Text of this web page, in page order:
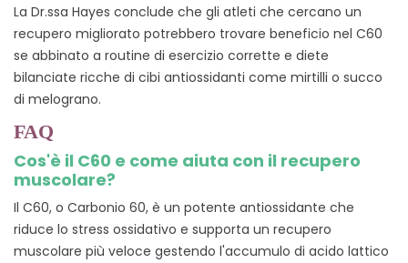
La Dr.ssa Hayes conclude che gli atleti che cercano un
recupero migliorato potrebbero trovare beneficio nel C60
se abbinato a routine di esercizio corrette e diete
bilanciate ricche di cibi antiossidanti come mirtilli o succo
di melograno.
FAQ
Cos'è il C60 e come aiuta con il recupero
muscolare?
Il C60, o Carbonio 60, è un potente antiossidante che
riduce lo stress ossidativo e supporta un recupero
muscolare più veloce gestendo l'accumulo di acido lattico